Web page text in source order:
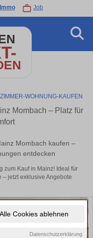
Alle Cookies ablehnen
Datenschutzerklärung
Immo Job
WOHNUNG-KAUFEN
Mombach – Platz für
Mombach kaufen –
entdecken
zum Kauf in Mainz! Ideal für
jetzt exklusive Angebote